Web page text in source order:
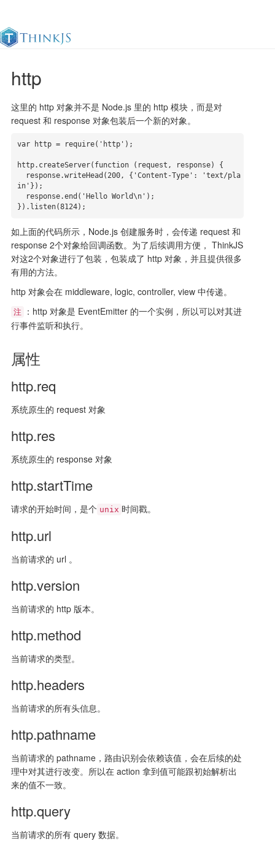
官方文档
http
这里的 http 对象并不是 Node.js 里的 http 模块，而是对
request 和 response 对象包装后一个新的对象。
var http = require('http');
http.createServer(function (request, response) {
in'});
}).listen(8124);
如上面的代码所示，Node.js 创建服务时，会传递 request 和
response 2个对象给回调函数。为了后续调用方便， ThinkJS
对这2个对象进行了包装，包装成了 http 对象，并且提供很多
有用的方法。
http 对象会在 middleware, logic, controller, view 中传递。
注
：http 对象是 EventEmitter 的一个实例，所以可以对其进
行事件监听和执行。
属性
http.req
系统原生的 request 对象
http.res
系统原生的 response 对象
http.startTime
请求的开始时间，是个 unix 时间戳。
http.url
当前请求的 url 。
http.version
当前请求的 http 版本。
http.method
当前请求的类型。
http.headers
当前请求的所有头信息。
http.pathname
当前请求的 pathname，路由识别会依赖该值，会在后续的处
理中对其进行改变。所以在 action 拿到值可能跟初始解析出
来的值不一致。
http.query
当前请求的所有 query 数据。